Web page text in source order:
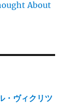
About
・ヴィクリツ